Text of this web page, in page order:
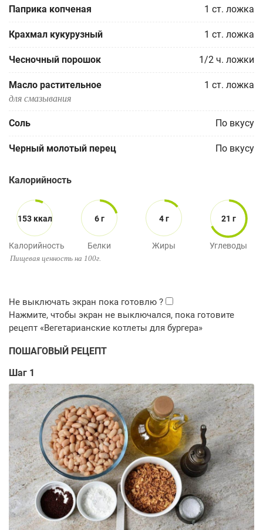
Паприка копченая 1 ст. ложка
Крахмал кукурузный 1 ст. ложка
Чесночный порошок 1/2 ч. ложки
Масло растительное 1 ст. ложка
для смазывания
Соль По вкусу
Черный молотый перец По вкусу
Калорийность
153 ккал
Калорийность
6 г
Белки
4 г
Жиры
21 г
Углеводы
Пищевая ценность на 100г.
ПОШАГОВЫЙ РЕЦЕПТ
Шаг 1